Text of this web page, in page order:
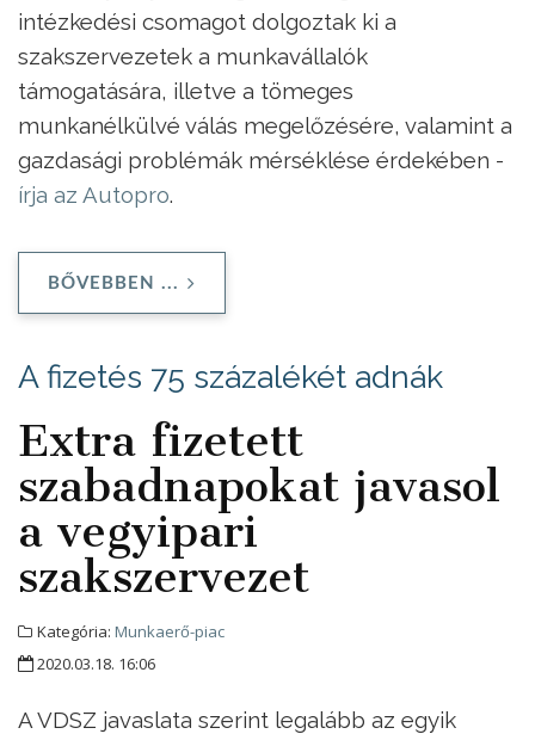
intézkedési csomagot dolgoztak ki a
szakszervezetek a munkavállalók
támogatására, illetve a tömeges
munkanélkülvé válás megelőzésére, valamint a
gazdasági problémák mérséklése érdekében -
írja az Autopro.
BŐVEBBEN ...
A fizetés 75 százalékét adnák
Extra fizetett
szabadnapokat javasol
a vegyipari
szakszervezet
Kategória: Munkaerő-piac
2020.03.18. 16:06
A VDSZ javaslata szerint legalább az egyik